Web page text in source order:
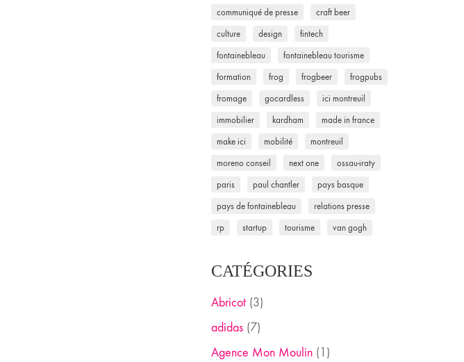
communiqué de presse craft beer
culture design fintech
fontainebleau fontainebleau tourisme
formation frog frogbeer frogpubs
fromage gocardless ici montreuil
immobilier kardham made in france
make ici mobilité montreuil
moreno conseil next one ossau-iraty
paris paul chantler pays basque
pays de fontainebleau relations presse
rp startup tourisme van gogh
CATÉGORIES
Abricot(3)
adidas(7)
Agence Mon Moulin(1)